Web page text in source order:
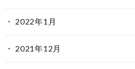
2022年1月
2021年12月